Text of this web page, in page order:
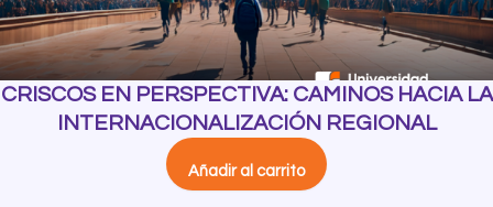
CRISCOS EN PERSPECTIVA: CAMINOS HACIA LA
INTERNACIONALIZACIÓN REGIONAL
Añadir al carrito